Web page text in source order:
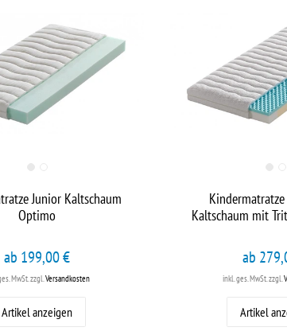
Junior Kaltschaum
Optimo
ab 199,00 €
MwSt.zzgl.Versandkosten
Artikel anzeigen
Kaltschaum mit
ab
inkl. ges. MwSt.zzgl.
Artikel